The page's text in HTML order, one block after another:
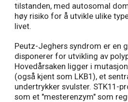
tilstanden, med autosomal
høy risiko for å utvikle ulike
livet.
Peutz-Jeghers syndrom er en
disponerer for utvikling av
Hovedårsaken ligger i
(også kjent som LKB1), et
undertrykker svulster. STK11-
som et "mesterenzym" som